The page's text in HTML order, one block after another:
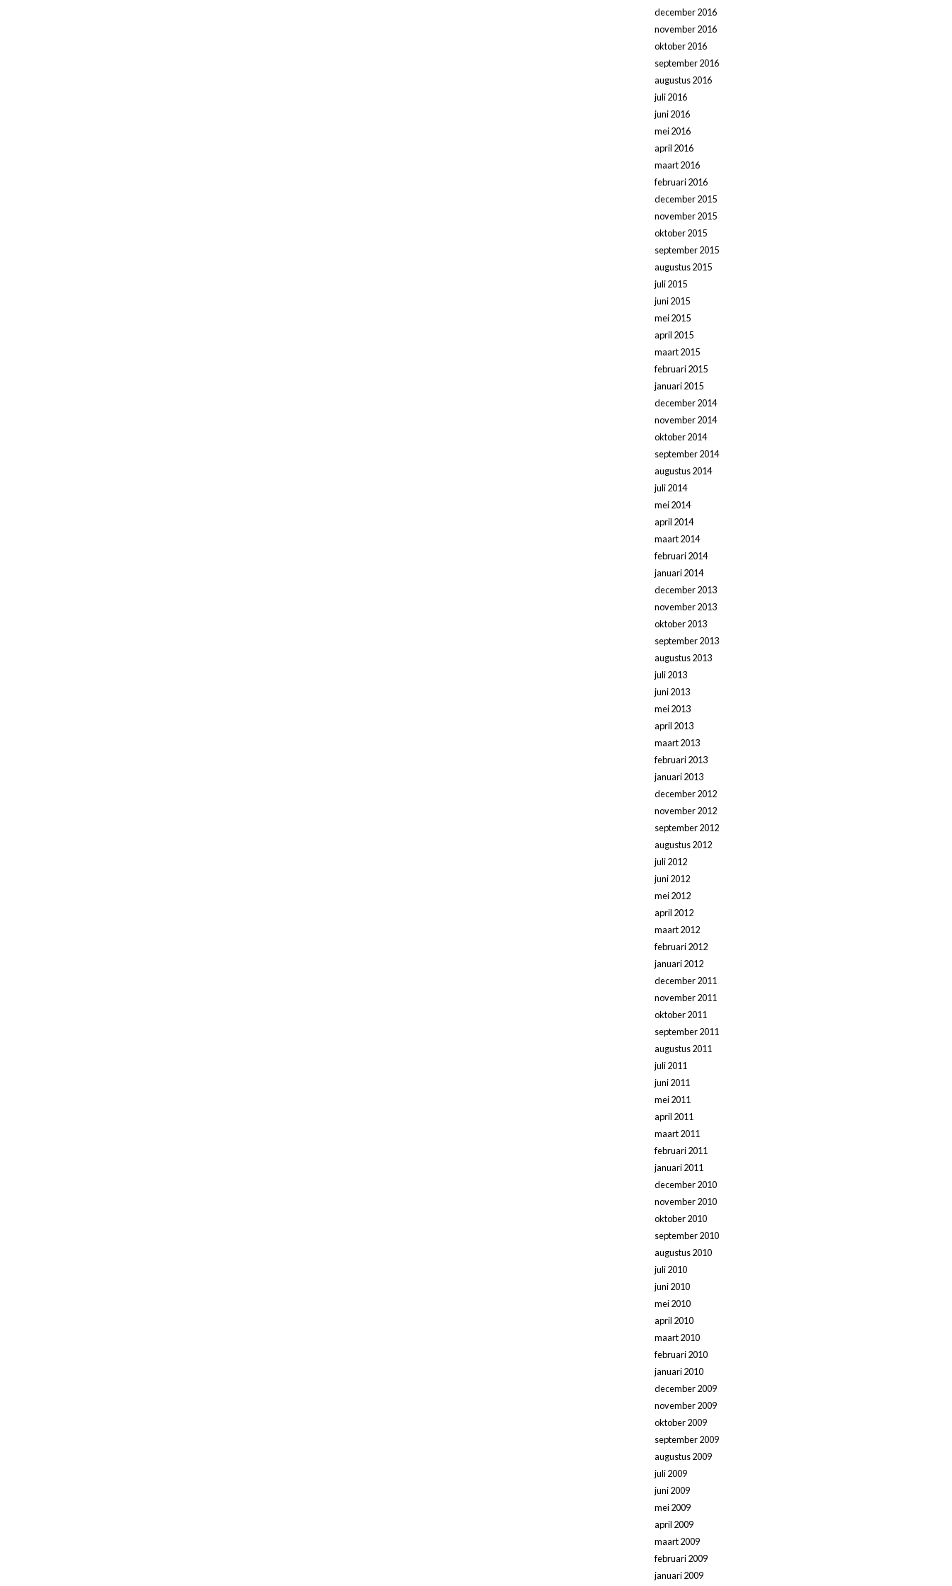
december 2016
november 2016
oktober 2016
september 2016
augustus 2016
juli 2016
juni 2016
mei 2016
april 2016
maart 2016
februari 2016
december 2015
november 2015
oktober 2015
september 2015
augustus 2015
juli 2015
juni 2015
mei 2015
april 2015
maart 2015
februari 2015
januari 2015
december 2014
november 2014
oktober 2014
september 2014
augustus 2014
juli 2014
mei 2014
april 2014
maart 2014
februari 2014
januari 2014
december 2013
november 2013
oktober 2013
september 2013
augustus 2013
juli 2013
juni 2013
mei 2013
april 2013
maart 2013
februari 2013
januari 2013
december 2012
november 2012
september 2012
augustus 2012
juli 2012
juni 2012
mei 2012
april 2012
maart 2012
februari 2012
januari 2012
december 2011
november 2011
oktober 2011
september 2011
augustus 2011
juli 2011
juni 2011
mei 2011
april 2011
maart 2011
februari 2011
januari 2011
december 2010
november 2010
oktober 2010
september 2010
augustus 2010
juli 2010
juni 2010
mei 2010
april 2010
maart 2010
februari 2010
januari 2010
december 2009
november 2009
oktober 2009
september 2009
augustus 2009
juli 2009
juni 2009
mei 2009
april 2009
maart 2009
februari 2009
januari 2009